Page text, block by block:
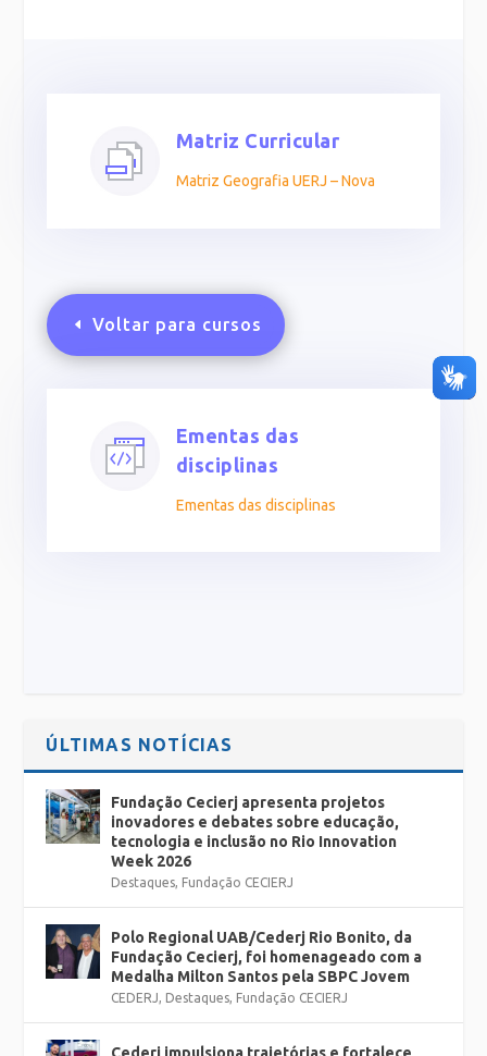
Matriz Curricular
Matriz Geografia UERJ – Nova
Voltar para cursos
Ementas das
disciplinas
Ementas das disciplinas
ÚLTIMAS NOTÍCIAS
Fundação Cecierj apresenta projetos
inovadores e debates sobre educação,
tecnologia e inclusão no Rio Innovation
Week 2026
Destaques, Fundação CECIERJ
Polo Regional UAB/Cederj Rio Bonito, da
Fundação Cecierj, foi homenageado com a
Medalha Milton Santos pela SBPC Jovem
CEDERJ, Destaques, Fundação CECIERJ
Cederj impulsiona trajetórias e fortalece